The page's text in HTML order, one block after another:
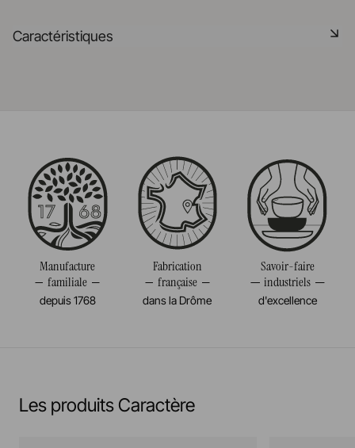
département R&D
Passe au micro-onde
Résiste au congélateur et aux chocs thermiques
(-20°c)
Pas de cuisson à la flamme, ni gaz, ni électrique
Caractéristiques
Diamètre 30CM
Poids 1,073KG
Manufacture
familiale
depuis 1768
Fabrication
française
dans la Drôme
Savoir-faire
industriels
d'excellence
Les produits Caractère